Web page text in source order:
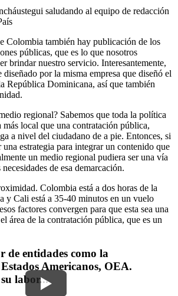
saludando al equipo de redacción
Colombia también hay publicación de los
públicas, que es lo que nosotros
brindar nuestro servicio. Interesantemente,
por la misma empresa que diseñó el
República Dominicana, así que también
regional? Sabemos que toda la política
local que una contratación pública,
a nivel del ciudadano de a pie. Entonces, si
una estrategia para integrar un contenido que
un medio regional pudiera ser una vía
de esa demarcación.
Colombia está a dos horas de la
y Cali está a 35-40 minutos en un vuelo
factores convergen para que esta sea una
área de la contratación pública, que es un
de entidades como la
Americanos, OEA.
labor...